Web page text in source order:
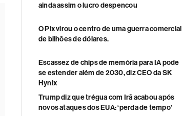
ainda assim o lucro despencou
O Pix virou o centro de uma guerra comercial
de bilhões de dólares.
Escassez de chips de memória para IA pode
se estender além de 2030, diz CEO da SK
Hynix
Trump diz que trégua com Irã acabou após
novos ataques dos EUA: ‘perda de tempo'